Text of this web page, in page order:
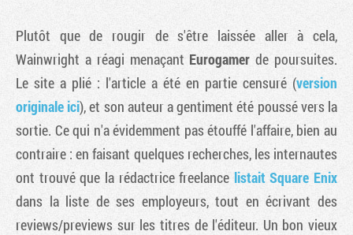
Plutôt que de rougir de s'être laissée aller à cela,
Wainwright a réagi menaçant Eurogamer de poursuites.
Le site a plié : l'article a été en partie censuré (version
originale ici), et son auteur a gentiment été poussé vers la
sortie. Ce qui n'a évidemment pas étouffé l'affaire, bien au
contraire : en faisant quelques recherches, les internautes
ont trouvé que la rédactrice freelance listait Square Enix
dans la liste de ses employeurs, tout en écrivant des
reviews/previews sur les titres de l'éditeur. Un bon vieux